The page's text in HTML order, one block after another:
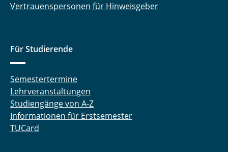
Vertrauenspersonen für Hinweisgeber
Für Studierende
Semestertermine
Lehrveranstaltungen
Studiengänge von A-Z
Informationen für Erstsemester
TUCard